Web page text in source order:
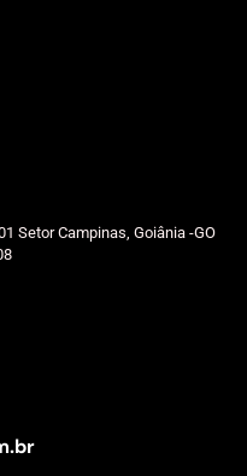
Setor Campinas, Goiânia -GO